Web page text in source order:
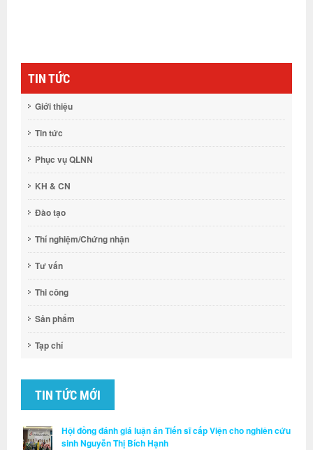
TIN TỨC
Giới thiệu
Tin tức
Phục vụ QLNN
KH & CN
Đào tạo
Thí nghiệm/Chứng nhận
Tư vấn
Thi công
Sản phẩm
Tạp chí
TIN TỨC MỚI
Hội đồng đánh giá luận án Tiến sĩ cấp Viện cho nghiên cứu
sinh Nguyễn Thị Bích Hạnh